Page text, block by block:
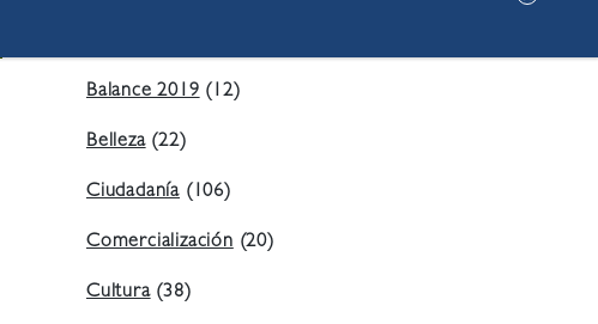
Balance 2019(12)
Belleza(22)
Ciudadanía (106)
Comercialización(20)
Cultura(38)